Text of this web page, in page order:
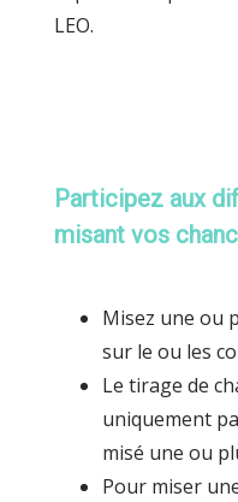
Participez aux
misant vos
Misez une ou
sur le ou les
Le tirage de
uniquement
misé une ou
Pour miser